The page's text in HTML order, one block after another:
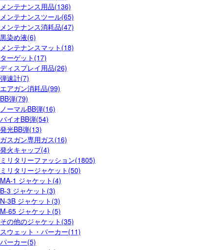
メンテナンス用品(136)
メンテナンスツール(65)
メンテナンス消耗品(47)
黒染め液(6)
メンテナンスマット(18)
ターゲット(17)
ディスプレイ用品(26)
弾速計(7)
エアガン消耗品(99)
BB弾(79)
ノーマルBB弾(16)
バイオBB弾(54)
発光BB弾(13)
ガスガン専用ガス(16)
発火キャップ(4)
ミリタリーファッション(1805)
ミリタリージャケット(50)
MA-1 ジャケット(4)
B-3 ジャケット(3)
N-3B ジャケット(3)
M-65 ジャケット(5)
その他のジャケット(35)
スウェット・パーカー(11)
パーカー(5)